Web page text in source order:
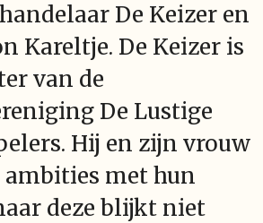
De Keizer en
Kareltje. De Keizer is
van de
De Lustige
Hij en zijn vrouw
ambities met hun
deze blijkt niet